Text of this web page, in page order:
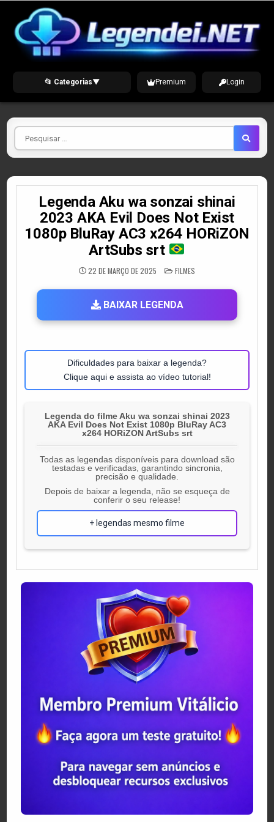
content
📂 Categorias▼ Premium Login
Pesquisar
por
Legenda Aku wa sonzai shinai
2023 AKA Evil Does Not Exist
1080p BluRay AC3 x264 HORiZON
ArtSubs srt
22 DE MARÇO DE 2025 POSTED
IN
FILMES
BAIXAR LEGENDA
Dificuldades para baixar a legenda?
Clique aqui e assista ao vídeo tutorial!
Legenda do filme Aku wa sonzai shinai 2023
AKA Evil Does Not Exist 1080p BluRay AC3
x264 HORiZON ArtSubs srt
Todas as legendas disponíveis para download são
testadas e verificadas, garantindo sincronia,
precisão e qualidade.
Depois de baixar a legenda, não se esqueça de
conferir o seu release!
+ legendas mesmo filme